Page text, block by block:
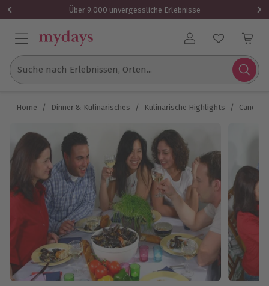
Über 9.000 unvergessliche Erlebnisse
Benutzerkonto
Suche nach Erlebnissen, Orten...
Home / Dinner & Kulinarisches / Kulinarische Highlights / Candle